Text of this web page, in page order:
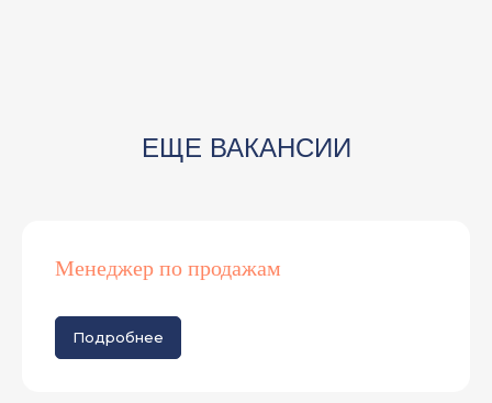
ЕЩЕ ВАКАНСИИ
Менеджер по продажам
Подробнее